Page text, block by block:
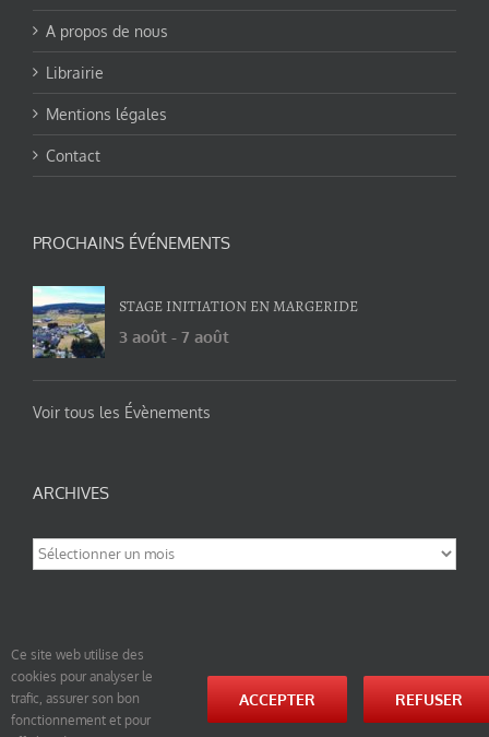
A propos de nous
Librairie
Mentions légales
Contact
PROCHAINS ÉVÉNEMENTS
STAGE INITIATION EN MARGERIDE
3 août - 7 août
Voir tous les Évènements
ARCHIVES
Archives
© tao-yin.co © TAO-YIN.fr Georges Charles, Hormis les pages https://tao-yin.fr/georges-charles/
et https://tao-yin.fr/san-yiquan-le-poing-des-trois-harmonies/ sous licence Creative Commons
Paternité-Partage des Conditions Initiales à l’Identique 3.0 Unported (photos de ces pages non
Ce site web utilise des
cookies pour analyser le
trafic, assurer son bon
fonctionnement et pour
ACCEPTER REFUSER